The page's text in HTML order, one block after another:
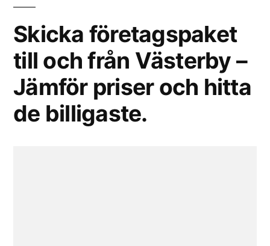
Skicka företagspaket
till och från Västerby –
Jämför priser och hitta
de billigaste.